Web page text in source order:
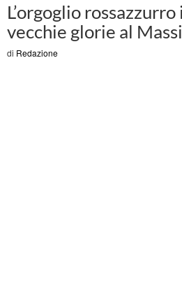
L’orgoglio
vecchie glorie al
di Redazione